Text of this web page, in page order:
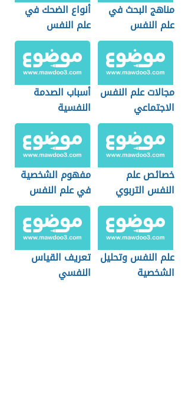
مناهج البحث في
علم النفس
أنواع الضحك في
علم النفس
مجالات علم النفس
الاجتماعي
أسباب الصدمة
النفسية
خصائص علم
النفس التربوي
مفهوم الشخصية
في علم النفس
علم النفس وتحليل
الشخصية
تعريف القياس
النفسي